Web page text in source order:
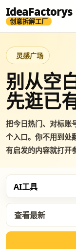
IdeaFactorys
创意拆解工厂
灵感广场
别从空
先逛已
把今日热门、对标账
个入口。你不用到处
有启发的内容就打开